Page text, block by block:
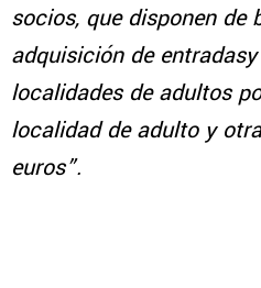
socios, que disponen de
adquisición de
localidades de adultos
localidad de adulto y
euros”.